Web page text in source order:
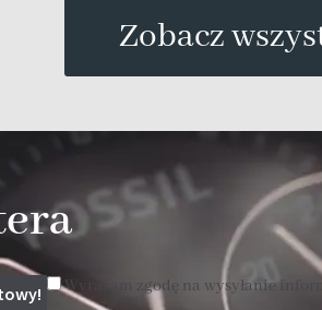
Zobacz
Wyrażam zgodę na wysyłanie